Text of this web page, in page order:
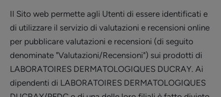
Il Sito web permette agli Utenti di essere identificati e
di utilizzare il servizio di valutazioni e recensioni online
per pubblicare valutazioni e recensioni (di seguito
denominate "Valutazioni/Recensioni") sui prodotti di
LABORATOIRES DERMATOLOGIQUES DUCRAY. Ai
dipendenti di LABORATOIRES DERMATOLOGIQUES